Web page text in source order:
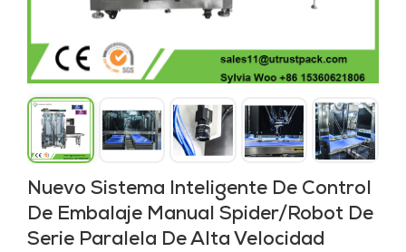
Nuevo Sistema Inteligente De Control
De Embalaje Manual Spider/Robot De
Serie Paralela De Alta Velocidad